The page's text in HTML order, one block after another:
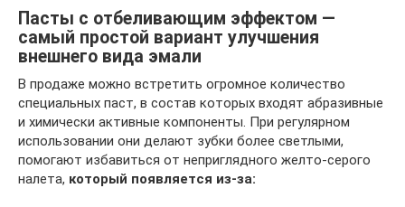
Пасты с отбеливающим эффектом —
самый простой вариант улучшения
внешнего вида эмали
В продаже можно встретить огромное количество
специальных паст, в состав которых входят абразивные
и химически активные компоненты. При регулярном
использовании они делают зубки более светлыми,
помогают избавиться от неприглядного желто-серого
налета, который появляется из-за: